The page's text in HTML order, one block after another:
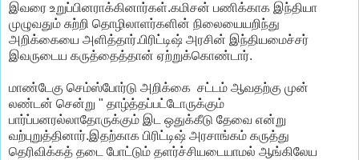
இவரை உறுப்பினராக்கினார்கள்.கமிசன் பணிக்காக இந்தியா
முழுவதும் சுற்றி தொழிலாளர்களின் நிலையையறிந்து
அறிக்கையை அளித்தார்.பிரிட்டிஷ் அரசின் இந்தியமைச்சர்
இவருடைய கருத்தைத்தான் ஏற்றுக்கொண்டார்.
மாண்டேகு செம்ஸ்போர்டு அறிக்கை சட்டம் ஆவதற்கு முன்
லண்டன் சென்று " தாழ்த்தப்பட்டோருக்கும்
பார்ப்பனரல்லாதோருக்கும் இட ஒதுக்கீடு தேவை என்று
வற்புறுத்தினார்.இதற்காக பிரிட்டிஷ் அரசாங்கம் கருத்து
தெரிவிக்கத் தடை போட்டும் தளர்ச்சியடையாமல் ஆங்கிலேய